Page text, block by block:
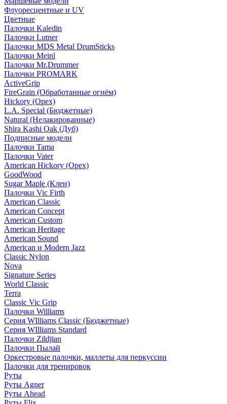
Флуоресцентные и UV
Цветные
Палочки Kaledin
Палочки Lutner
Палочки MDS Metal DrumSticks
Палочки Meinl
Палочки Mr.Drummer
Палочки PROMARK
ActiveGrip
FireGrain (Обработанные огнём)
Hickory (Орех)
L.A. Special (Бюджетные)
Natural (Нелакированные)
Shira Kashi Oak (Дуб)
Подписные модели
Палочки Tama
Палочки Vater
American Hickory (Орех)
GoodWood
Sugar Maple (Клен)
Палочки Vic Firth
American Classic
American Concept
American Custom
American Heritage
American Sound
American и Modern Jazz
Classic Nylon
Nova
Signature Series
World Classic
Terra
Classic Vic Grip
Палочки Williams
Серия WIlliams Classic (Бюджетные)
Серия WIlliams Standard
Палочки Zildjian
Палочки Пылай
Оркестровые палочки, маллеты для перкуссии
Палочки для тренировок
Руты
Руты Agner
Руты Ahead